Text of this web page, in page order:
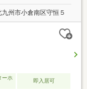
州市小倉南区守恒５
ーホ
即入居可